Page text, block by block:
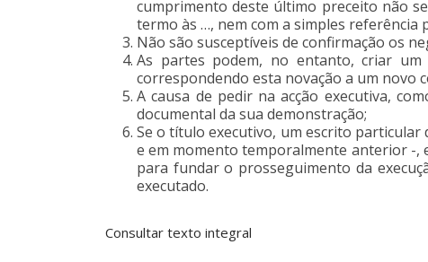
cumprimento deste último preceito não
termo às …, nem com a simples referência
Não são susceptíveis de confirmação os
As partes podem, no entanto, criar um
correspondendo esta novação a um novo
A causa de pedir na acção executiva,
documental da sua demonstração;
Se o título executivo, um escrito
e em momento temporalmente anterior -,
para fundar o prosseguimento da
executado.
Consultar texto integral